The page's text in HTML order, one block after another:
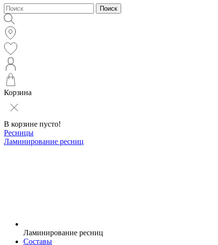
Поиск
Корзина
В корзине пусто!
Ресницы
Ламинирование ресниц
Ламинирование ресниц
Составы